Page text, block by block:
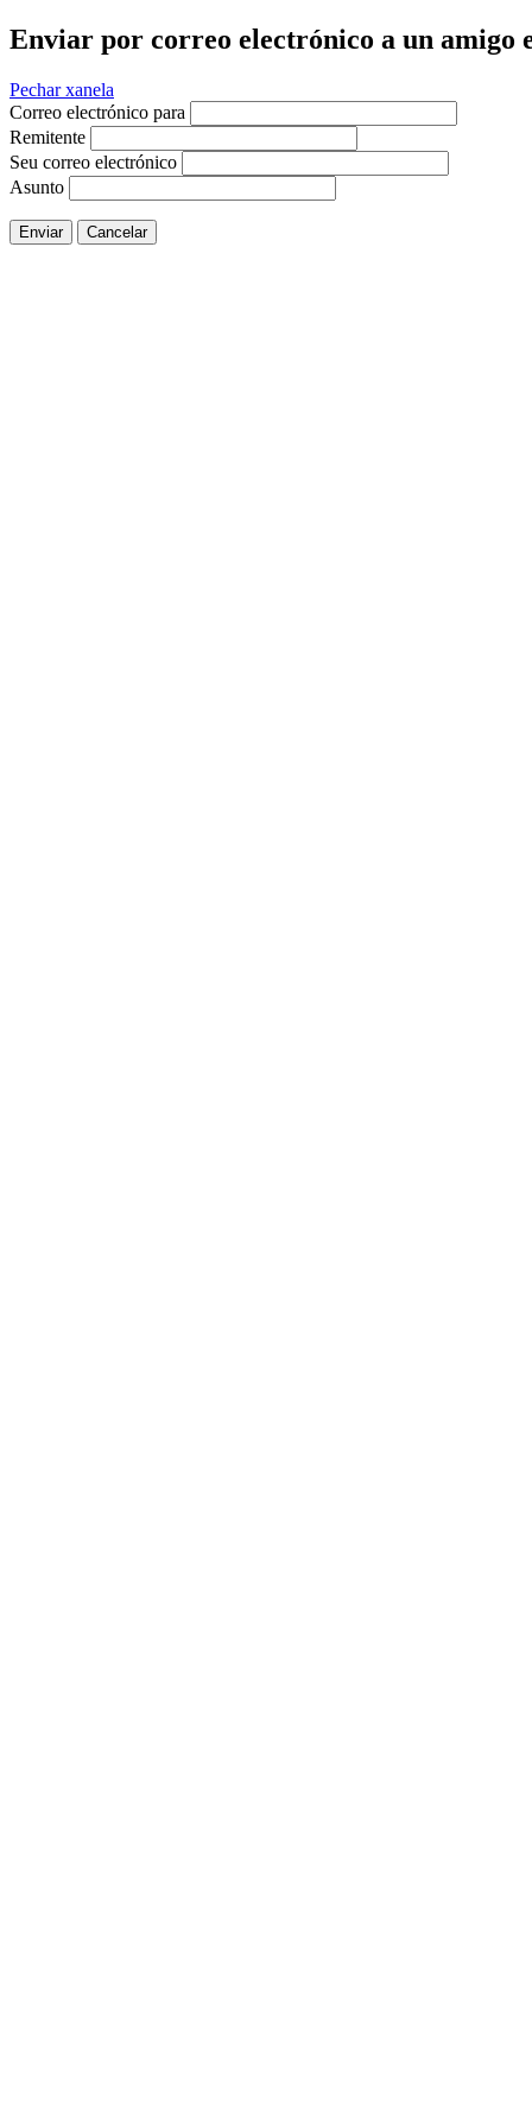
Enviar por correo electrónico a un amigo
Pechar xanela
Correo electrónico para
Remitente
Seu correo electrónico
Asunto
Enviar Cancelar